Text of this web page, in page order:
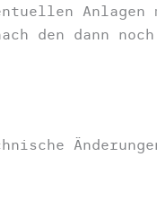
Anlagen
den dann